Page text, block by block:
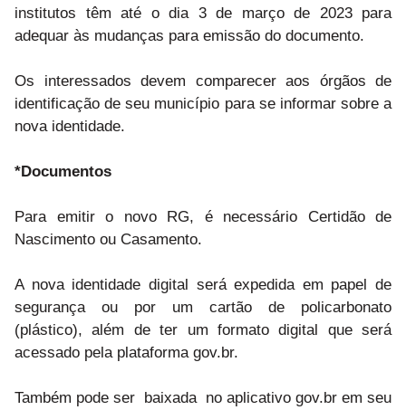
institutos têm até o dia 3 de março de 2023 para
adequar às mudanças para emissão do documento.
Os interessados devem comparecer aos órgãos de
identificação de seu município para se informar sobre a
nova identidade.
*Documentos
Para emitir o novo RG, é necessário Certidão de
Nascimento ou Casamento.
A nova identidade digital será expedida em papel de
segurança ou por um cartão de policarbonato
(plástico), além de ter um formato digital que será
acessado pela plataforma gov.br.
Também pode ser baixada no aplicativo gov.br em seu